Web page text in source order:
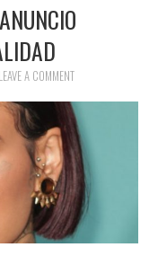
LEAVE A COMMENT